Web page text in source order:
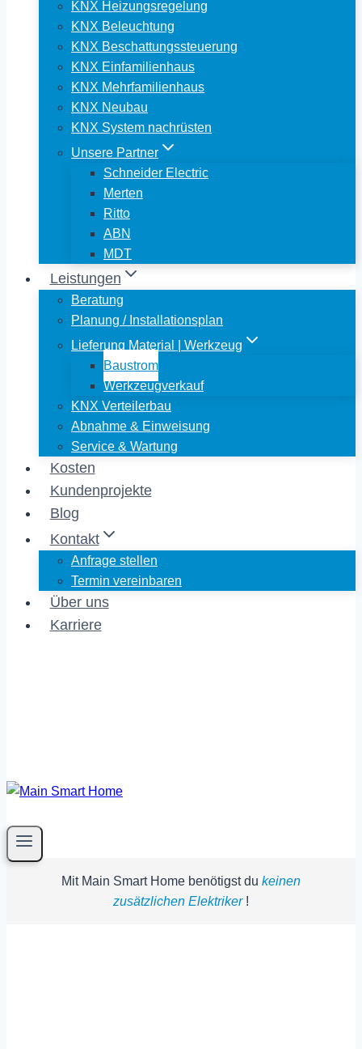
KNX Heizungsregelung
KNX Beleuchtung
KNX Beschattungssteuerung
KNX Einfamilienhaus
KNX Mehrfamilienhaus
KNX Neubau
KNX System nachrüsten
Unsere Partner
Schneider Electric
Merten
Ritto
ABN
MDT
Leistungen
Beratung
Planung / Installationsplan
Lieferung Material | Werkzeug
Baustrom
Werkzeugverkauf
KNX Verteilerbau
Abnahme & Einweisung
Service & Wartung
Kosten
Kundenprojekte
Blog
Kontakt
Anfrage stellen
Termin vereinbaren
Über uns
Karriere
Mit Main Smart Home benötigst du keinen
zusätzlichen Elektriker!